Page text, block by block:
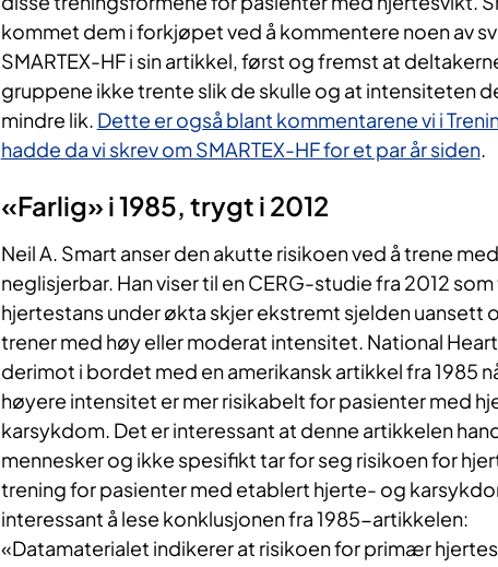
kommet dem i forkjøpet ved å kommentere noen av
SMARTEX-HF i sin artikkel, først og fremst at
gruppene ikke trente slik de skulle og at intensiteten
mindre lik. Dette er også blant kommentarene vi i
hadde da vi skrev om SMARTEX-HF for et par år siden.
«Farlig» i 1985, trygt i 2012
Neil A. Smart anser den akutte risikoen ved å trene
neglisjerbar. Han viser til en CERG-studie fra 2012
hjertestans under økta skjer ekstremt sjelden uansett
trener med høy eller moderat intensitet. National
derimot i bordet med en amerikansk artikkel fra 1985
høyere intensitet er mer risikabelt for pasienter med
karsykdom. Det er interessant at denne artikkelen
mennesker og ikke spesifikt tar for seg risikoen for
trening for pasienter med etablert hjerte- og
interessant å lese konklusjonen fra 1985-artikkelen:
«Datamaterialet indikerer at risikoen for primær